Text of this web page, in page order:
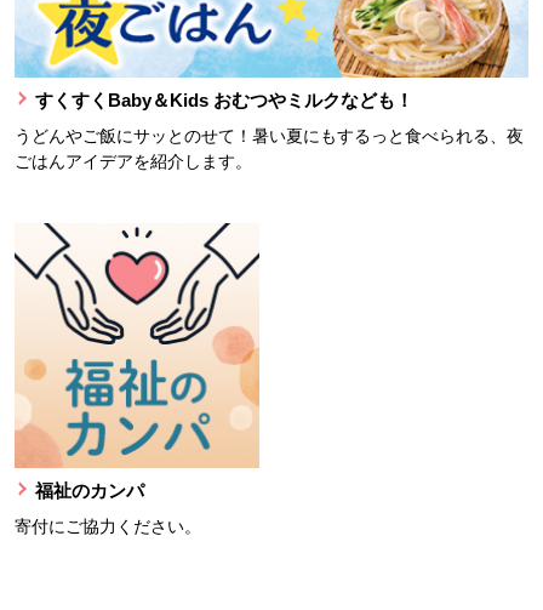
すくすくBaby＆Kids おむつやミルクなども！
うどんやご飯にサッとのせて！暑い夏にもするっと食べられる、夜
ごはんアイデアを紹介します。
福祉のカンパ
寄付にご協力ください。